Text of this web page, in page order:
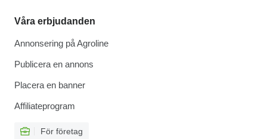
Våra erbjudanden
Annonsering på Agroline
Publicera en annons
Placera en banner
Affiliateprogram
För företag